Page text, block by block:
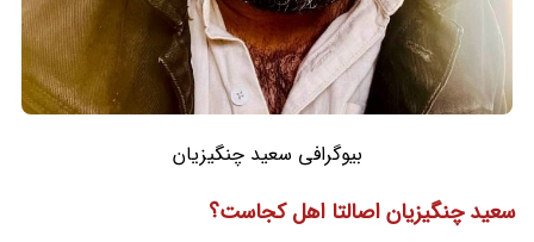
بیوگرافی سعید چنگیزیان
سعید چنگیزیان اصالتا اهل کجاست؟